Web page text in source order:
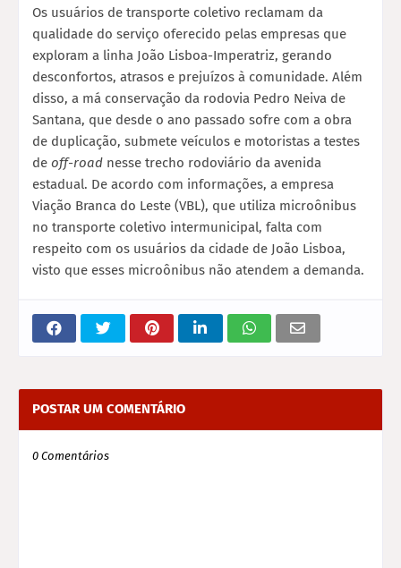
Os usuários de transporte coletivo reclamam da
qualidade do serviço oferecido pelas empresas que
exploram a linha João Lisboa-Imperatriz, gerando
desconfortos, atrasos e prejuízos à comunidade. Além
disso, a má conservação da rodovia Pedro Neiva de
Santana, que desde o ano passado sofre com a obra
de duplicação, submete veículos e motoristas a testes
de off-road nesse trecho rodoviário da avenida
estadual. De acordo com informações, a empresa
Viação Branca do Leste (VBL), ­­que utiliza microônibus
no transporte coletivo intermunicipal, falta com
respeito com os usuários da cidade de João Lisboa,
visto que esses microônibus não atendem a demanda.
POSTAR UM COMENTÁRIO
0 Comentários